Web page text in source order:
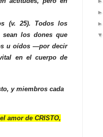
(v. 25). Todos los
sean los dones que
u oídos —por decir
en el cuerpo de
y miembros cada
amor de CRISTO,
►
►
▼